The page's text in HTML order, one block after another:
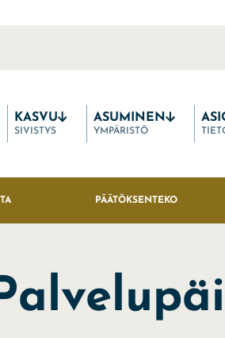
KASVU
SIVISTYS
ASUMINEN
YMPÄRISTÖ
PÄÄTÖKSENTEKO